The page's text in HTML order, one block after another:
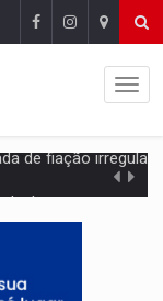
matar sobrinha grávida e
espancado por facção criminosa
após colombiana furtar